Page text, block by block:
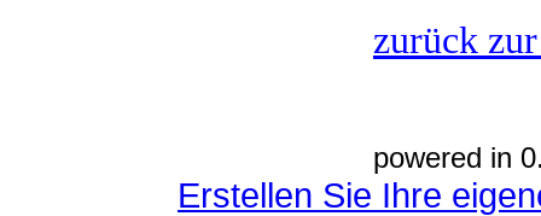
zurück
powered in
Erstellen Sie Ihre